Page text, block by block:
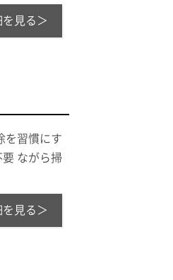
を見る＞
を習慣にす
ながら掃
を見る＞